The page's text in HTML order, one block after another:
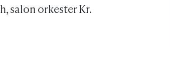
salon orkester Kr.